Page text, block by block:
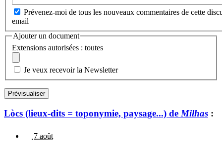
Prévenez-moi de tous les nouveaux commentaires de cette
email
Ajouter un document
Extensions autorisées : toutes
Je veux recevoir la Newsletter
Lòcs (lieux-dits = toponymie, paysage...) de Milhas :
7 août